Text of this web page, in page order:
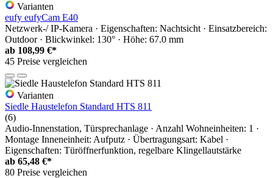
Varianten
eufy eufyCam E40
Netzwerk-/ IP-Kamera · Eigenschaften: Nachtsicht · Einsatzbereich:
Outdoor · Blickwinkel: 130° · Höhe: 67.0 mm
ab 108,99 €*
45 Preise vergleichen
Varianten
Siedle Haustelefon Standard HTS 811
(6)
Audio-Innenstation, Türsprechanlage · Anzahl Wohneinheiten: 1 ·
Montage Inneneinheit: Aufputz · Übertragungsart: Kabel ·
Eigenschaften: Türöffnerfunktion, regelbare Klingellautstärke
ab 65,48 €*
80 Preise vergleichen